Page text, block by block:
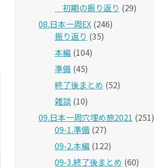
＿初期の振り返り (29)
08.日本一周EX (246)
振り返り (35)
本編 (104)
準備 (45)
終了後まとめ (52)
雑談 (10)
09.日本一周穴埋め旅2021 (251)
09-1.準備 (27)
09-2.本編 (122)
09-3.終了後まとめ (60)